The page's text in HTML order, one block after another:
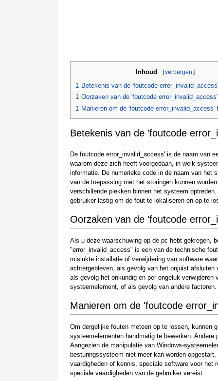
Inhoud [verbergen ]
1 Betekenis van de 'foutcode error_invalid_access'
1 Oorzaken van de 'foutcode error_invalid_access'
1 Manieren om de 'foutcode error_invalid_access'
Betekenis van de 'foutcode
De foutcode error_invalid_access' is de naam van
waarom deze zich heeft voorgedaan, in welk
informatie. De numerieke code in de naam van het
van de toepassing met het storingen kunnen
verschillende plekken binnen het systeem
gebruiker lastig om de fout te lokaliseren en op te
Oorzaken van de 'foutcode
Als u deze waarschuwing op de pc hebt gekregen,
"error_invalid_access" is een van de technische
mislukte installatie of verwijdering van software
achtergebleven, als gevolg van het onjuist
als gevolg het onkundig en per ongeluk
systeemelement, of als gevolg van andere factoren.
Manieren om de 'foutcode
Om dergelijke fouten meteen op te lossen, kunnen
systeemelementen handmatig te bewerken.
Aangezien de manipulatie van Windows-
besturingssysteem niet meer kan worden
vaardigheden of kennis, speciale software voor het
speciale vaardigheden van de gebruiker vereist.